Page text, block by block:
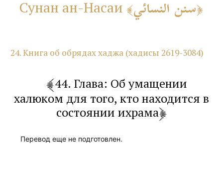
Сунан ан-Насаи سنن النسائي
24. Книга об обрядах хаджа (хадисы 2619-3084)
44. Глава: Об умащении
халюком для того, кто находится в
состоянии ихрама
Перевод еще не подготовлен.